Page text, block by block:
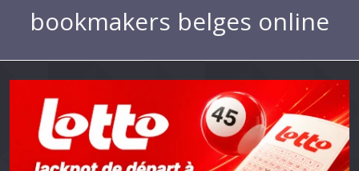
bookmakers belges online